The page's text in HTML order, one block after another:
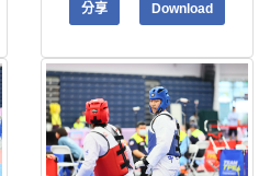
分享 Download